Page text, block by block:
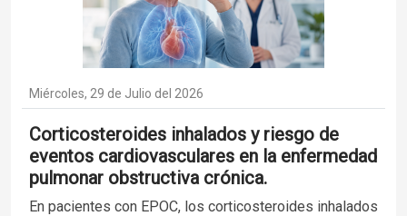
Miércoles, 29 de Julio del 2026
Corticosteroides inhalados y riesgo de
eventos cardiovasculares en la enfermedad
pulmonar obstructiva crónica.
En pacientes con EPOC, los corticosteroides inhalados